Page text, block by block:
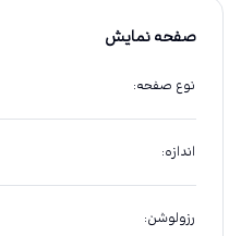
صفحه نمایش
نوع صفحه:
اندازه:
رزولوشن: